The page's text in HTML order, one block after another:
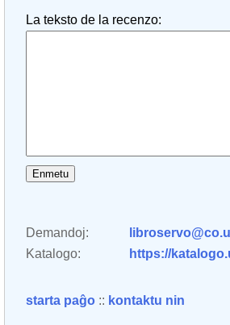
La teksto de la recenzo:
Demandoj:
Katalogo:
https://
starta paĝo :: kontaktu nin